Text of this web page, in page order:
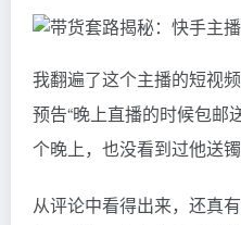
我翻遍了这个主播的短视
预告“晚上直播的时候包邮
个晚上，也没看到过他送镯
从评论中看得出来，还真